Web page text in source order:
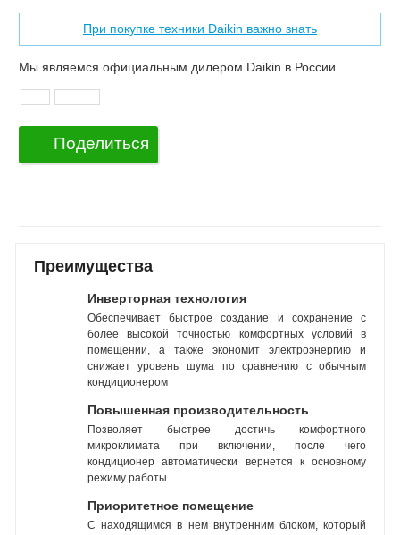
При покупке техники Daikin важно знать
Мы являемся официальным дилером Daikin в России
Поделиться
Преимущества
Инверторная технология
Обеспечивает быстрое создание и сохранение с
более высокой точностью комфортных условий в
помещении, а также экономит электроэнергию и
снижает уровень шума по сравнению с обычным
кондиционером
Повышенная производительность
Позволяет быстрее достичь комфортного
микроклимата при включении, после чего
кондиционер автоматически вернется к основному
режиму работы
Приоритетное помещение
С находящимся в нем внутренним блоком, который